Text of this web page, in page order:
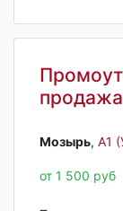
Мозырь‎, А1
от 1 500 руб